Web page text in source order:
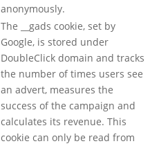
anonymously.
The __gads cookie, set by
Google, is stored under
DoubleClick domain and tracks
the number of times users see
an advert, measures the
success of the campaign and
calculates its revenue. This
cookie can only be read from